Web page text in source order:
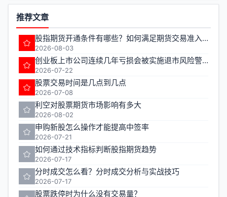
推荐文章
股指期货开通条件有哪些？如何满足期货交易准入要求？
2026-08-03
创业板上市公司连续几年亏损会被实施退市风险警示
2026-07-22
股票交易时间是几点到几点
2026-07-08
利空对股票期货市场影响有多大
2026-08-02
申购新股怎么操作才能提高中签率
2026-07-21
如何通过技术指标判断股指期货趋势
2026-07-17
分时成交怎么看？分时成交分析与实战技巧
2026-07-17
股票跌停时为什么没有交易量？